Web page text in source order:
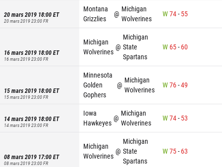
20 mars 2019 18:00ET
20 mars 2019 23:00FR
Montana
Grizzlies
@
Michigan
Wolverines
W74- 55
16 mars 2019 18:00ET
16 mars 2019 23:00FR
Michigan
Wolverines
@
Michigan
State
Spartans
W 65- 60
15 mars 2019 18:00ET
15 mars 2019 23:00FR
Minnesota
Golden
Gophers
@
Michigan
Wolverines
W76-49
14 mars 2019 18:00ET
14 mars 2019 23:00FR
Iowa
Hawkeyes
@
Michigan
Wolverines
W74- 53
08 mars 2019 17:00ET
08 mars 2019 23:00FR
Michigan
Wolverines
@
Michigan
State
Spartans
W75- 63